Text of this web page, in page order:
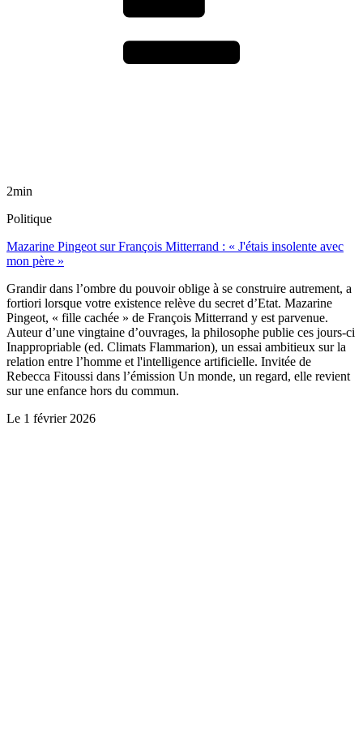
2min
Politique
Mazarine Pingeot sur François Mitterrand : « J'étais insolente avec
mon père »
Grandir dans l’ombre du pouvoir oblige à se construire autrement, a
fortiori lorsque votre existence relève du secret d’Etat. Mazarine
Pingeot, « fille cachée » de François Mitterrand y est parvenue.
Auteur d’une vingtaine d’ouvrages, la philosophe publie ces jours-ci
Inappropriable (ed. Climats Flammarion), un essai ambitieux sur la
relation entre l’homme et l'intelligence artificielle. Invitée de
Rebecca Fitoussi dans l’émission Un monde, un regard, elle revient
sur une enfance hors du commun.
Le 1 février 2026